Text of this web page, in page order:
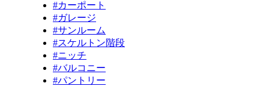
#カーポート
#ガレージ
#サンルーム
#スケルトン階段
#ニッチ
#バルコニー
#パントリー